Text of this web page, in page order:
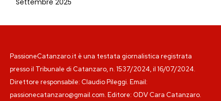
Settembre 2025
PassioneCatanzaro.it è una testata giornalistica registrata
presso il Tribunale di Catanzaro, n. 1537/2024, il 16/07/2024.
Direttore responsabile: Claudio Pileggi. Email:
passionecatanzaro@gmail.com. Editore: ODV Cara Catanzaro.